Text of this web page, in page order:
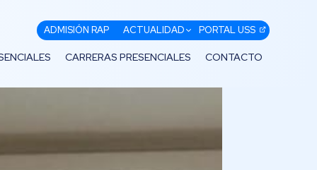
ADMISIÓN RAP ACTUALIDAD PORTAL USS
CARRERAS PRESENCIALES CONTACTO